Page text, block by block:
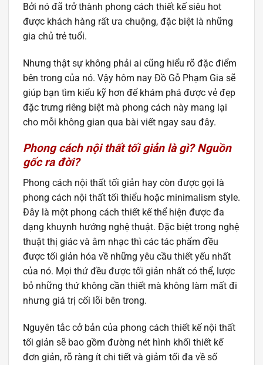
Bởi nó đã trở thành phong cách thiết kế siêu hot
được khách hàng rất ưa chuộng, đặc biệt là những
gia chủ trẻ tuổi.
Nhưng thật sự không phải ai cũng hiểu rõ đặc điểm
bên trong của nó. Vậy hôm nay Đồ Gỗ Phạm Gia sẽ
giúp bạn tìm kiểu kỹ hơn để khám phá được vẻ đẹp
đặc trưng riêng biệt mà phong cách này mang lại
cho mỗi không gian qua bài viết ngay sau đây.
Phong cách nội thất tối giản là gì? Nguồn
gốc ra đời?
Phong cách nội thất tối giản hay còn được gọi là
phong cách nội thất tối thiểu hoặc minimalism style.
Đây là một phong cách thiết kế thể hiện được đa
dạng khuynh hướng nghệ thuật. Đặc biệt trong nghệ
thuật thị giác và âm nhạc thì các tác phẩm đều
được tối giản hóa về những yêu cầu thiết yếu nhất
của nó. Mọi thứ đều được tối giản nhất có thể, lược
bỏ những thứ không cần thiết mà không làm mất đi
nhưng giá trị cối lõi bên trong.
Nguyên tắc cở bản của phong cách thiết kế nội thất
tối giản sẽ bao gồm đường nét hình khối thiết kế
đơn giản, rõ ràng ít chi tiết và giảm tối đa về số